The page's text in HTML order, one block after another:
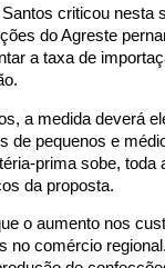
criticou
do Agreste
a taxa de
a medida deverá
de pequenos e
prima sobe,
da proposta.
o aumento nos
no comércio